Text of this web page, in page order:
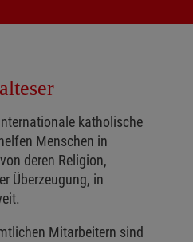
katholische
Menschen in
deren Religion,
Überzeugung, in
Mitarbeitern sind